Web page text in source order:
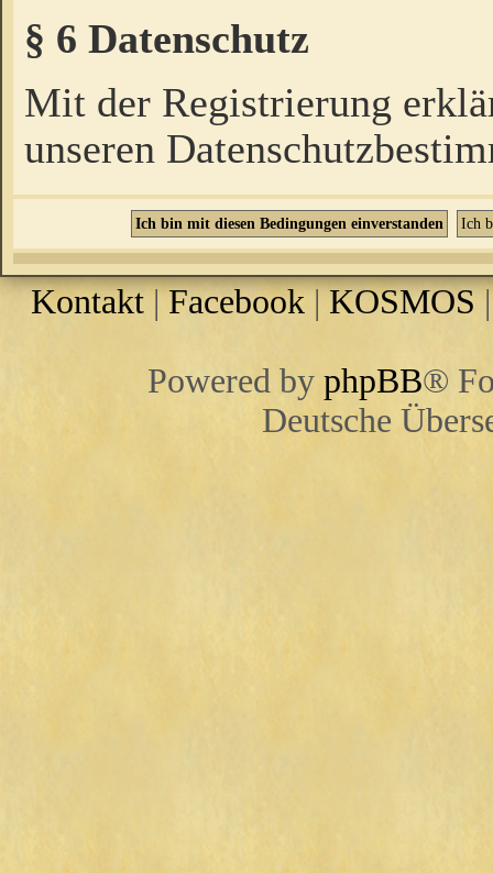
§ 6 Datenschutz
Mit der Registrierung
unseren
Kontakt |Facebook | KOSMOS
Powered by phpBB®
Deutsche